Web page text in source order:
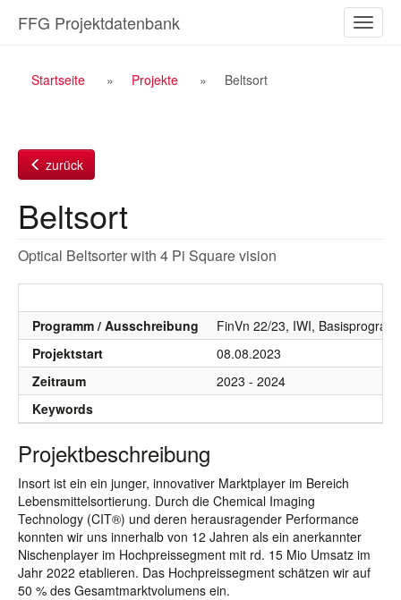
Inhalt
ein-/
FFG Projektdatenbank
Breadcrumb
Startseite Projekte Beltsort
zurück
Beltsort
Optical Beltsorter with 4 Pi Square vision
Programm / Ausschreibung
FinVn 22/23, IWI,
Projektstart
08.08.2023
Zeitraum
2023 - 2024
Keywords
Projektbeschreibung
Insort ist ein ein junger, innovativer Marktplayer im Bereich
Lebensmittelsortierung. Durch die Chemical Imaging
Technology (CIT®) und deren herausragender Performance
konnten wir uns innerhalb von 12 Jahren als ein anerkannter
Nischenplayer im Hochpreissegment mit rd. 15 Mio Umsatz im
Jahr 2022 etablieren. Das Hochpreissegment schätzen wir auf
50 % des Gesamtmarktvolumens ein.